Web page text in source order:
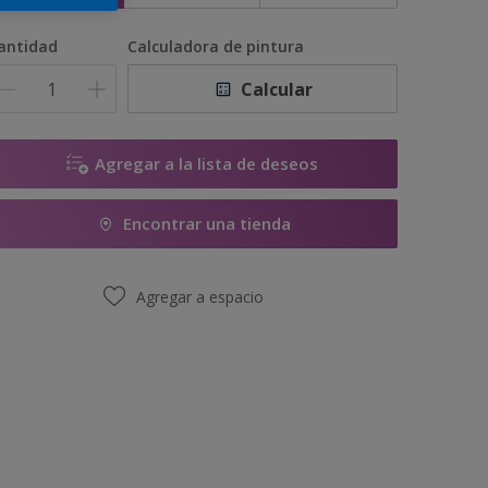
Calculadora de pintura
Calcular
Agregar a la lista de deseos
Encontrar una tienda
Agregar a espacio